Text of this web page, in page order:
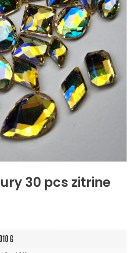
30 pcs zitrine
G